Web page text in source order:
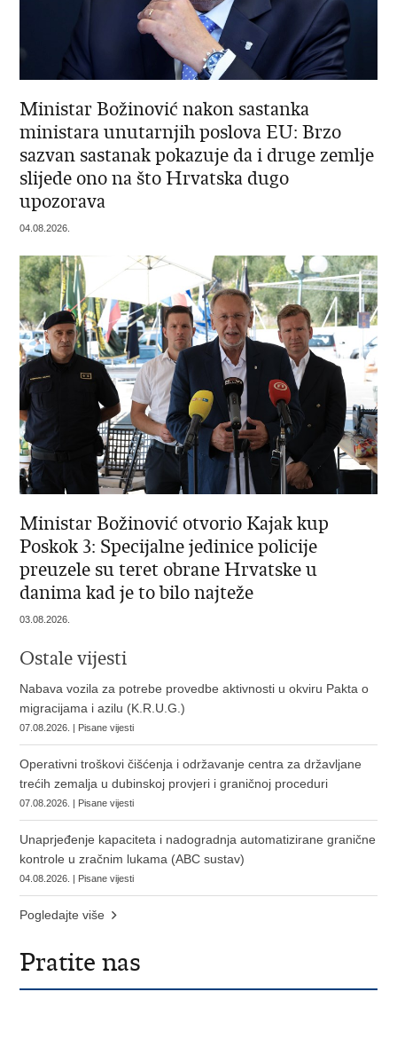
Ministar Božinović nakon sastanka
ministara unutarnjih poslova EU: Brzo
sazvan sastanak pokazuje da i druge zemlje
slijede ono na što Hrvatska dugo
upozorava
04.08.2026.
Ministar Božinović otvorio Kajak kup
Poskok 3: Specijalne jedinice policije
preuzele su teret obrane Hrvatske u
danima kad je to bilo najteže
03.08.2026.
Ostale vijesti
Nabava vozila za potrebe provedbe aktivnosti u okviru Pakta o
migracijama i azilu (K.R.U.G.)
07.08.2026. | Pisane vijesti
Operativni troškovi čišćenja i održavanje centra za državljane
trećih zemalja u dubinskoj provjeri i graničnoj proceduri
07.08.2026. | Pisane vijesti
Unaprjeđenje kapaciteta i nadogradnja automatizirane granične
kontrole u zračnim lukama (ABC sustav)
04.08.2026. | Pisane vijesti
Pogledajte više
Pratite nas